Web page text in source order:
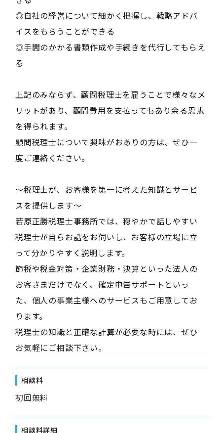
◎自社の経営について細かく把握し、戦略アドバ
イスをもらうことができる
◎手間のかかる書類作成や手続きを代行してもらえ
る
上記のみならず、顧問税理士を雇うことで様々なメ
リットがあり、顧問費用を支払ってもあり余る恩恵
を得られます。
顧問税理士について興味がおありの方は、ぜひ一
度ご連絡ください。
～税理士が、お客様を第一に考えた知識とサービ
スを提供します～
若原正勝税理士事務所では、穏やかで話しやすい
税理士が自らお話をお伺いし、お客様の立場に立
って分かりやすく説明します。
節税や税金対策・企業財務・決算といった法人の
お客さまだけでなく、確定申告サポートといっ
た、個人の事業主様へのサービスもご用意してお
ります。
税理士の知識と正確な計算が必要な時には、ぜひ
お気軽にご相談下さい。
相談料
初回無料
相談料詳細